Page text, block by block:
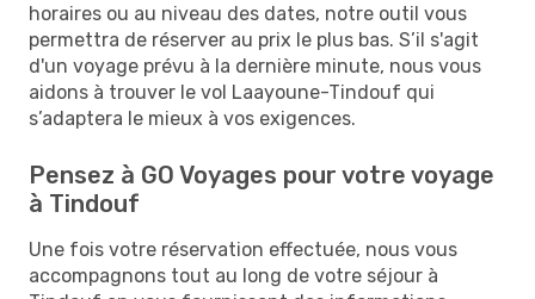
horaires ou au niveau des dates, notre outil vous
permettra de réserver au prix le plus bas. S’il s'agit
d'un voyage prévu à la dernière minute, nous vous
aidons à trouver le vol Laayoune-Tindouf qui
s’adaptera le mieux à vos exigences.
Pensez à GO Voyages pour votre voyage
à Tindouf
Une fois votre réservation effectuée, nous vous
accompagnons tout au long de votre séjour à